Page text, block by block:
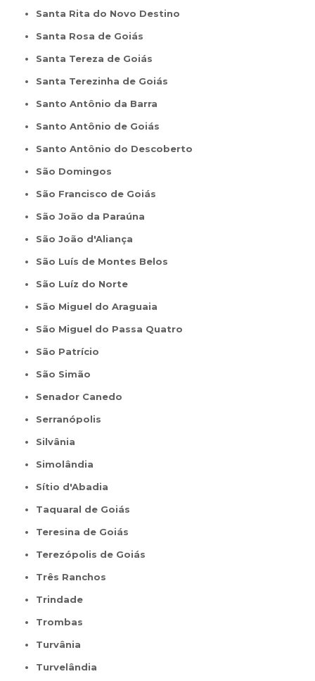
Santa Rita do Novo Destino
Santa Rosa de Goiás
Santa Tereza de Goiás
Santa Terezinha de Goiás
Santo Antônio da Barra
Santo Antônio de Goiás
Santo Antônio do Descoberto
São Domingos
São Francisco de Goiás
São João da Paraúna
São João d'Aliança
São Luís de Montes Belos
São Luíz do Norte
São Miguel do Araguaia
São Miguel do Passa Quatro
São Patrício
São Simão
Senador Canedo
Serranópolis
Silvânia
Simolândia
Sítio d'Abadia
Taquaral de Goiás
Teresina de Goiás
Terezópolis de Goiás
Três Ranchos
Trindade
Trombas
Turvânia
Turvelândia